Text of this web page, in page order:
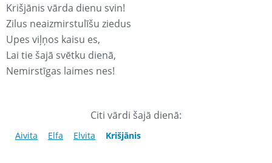
Krišjānis vārda dienu svin!
Zilus neaizmirstulīšu ziedus
Upes viļņos kaisu es,
Lai tie šajā svētku dienā,
Nemirstīgas laimes nes!
Citi vārdi šajā dienā:
Aivita Elfa Elvita Krišjānis